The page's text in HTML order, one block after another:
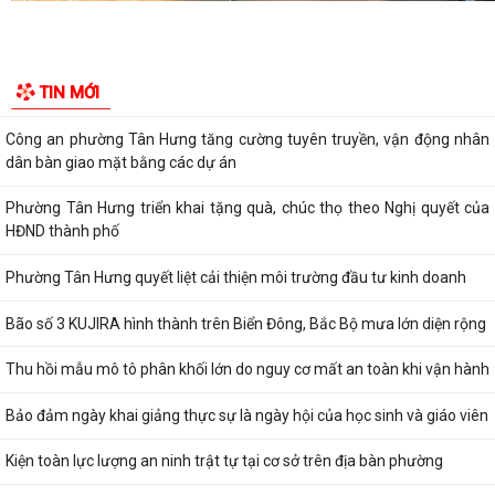
TIN MỚI
Thu hồi mẫu mô tô phân khối lớn do nguy cơ mất an toàn khi vận hành
Bảo đảm ngày khai giảng thực sự là ngày hội của học sinh và giáo viên
Quyết định về việc cho phép chuyển mục đích sử dụng đất hộ gia đình
Tân Hưng
Thông báo Về việc công bố danh mục thủ tục hành chính ban hành
thuộc phạm vi chức năng quản lý...